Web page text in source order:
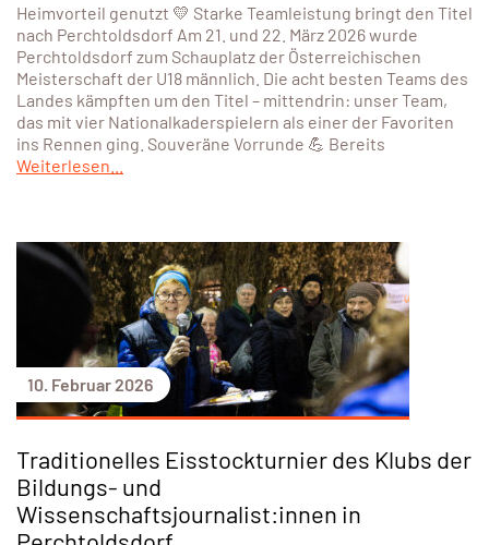
Heimvorteil genutzt 💛 Starke Teamleistung bringt den Titel
nach Perchtoldsdorf Am 21. und 22. März 2026 wurde
Perchtoldsdorf zum Schauplatz der Österreichischen
Meisterschaft der U18 männlich. Die acht besten Teams des
Landes kämpften um den Titel – mittendrin: unser Team,
das mit vier Nationalkaderspielern als einer der Favoriten
ins Rennen ging. Souveräne Vorrunde 💪 Bereits
Weiterlesen...
10. Februar 2026
Traditionelles Eisstockturnier des Klubs der
Bildungs- und
Wissenschaftsjournalist:innen in